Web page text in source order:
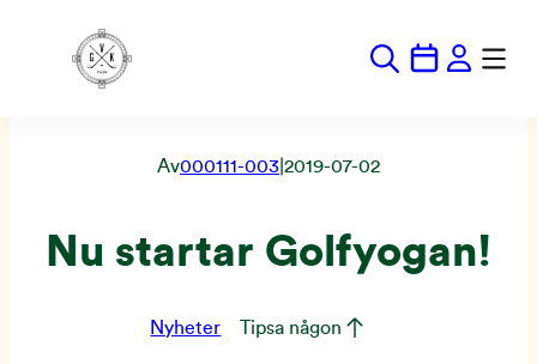
till
Av000111-003 2019-07-02
Nu startar Golfyogan!
Nyheter Tipsa någon